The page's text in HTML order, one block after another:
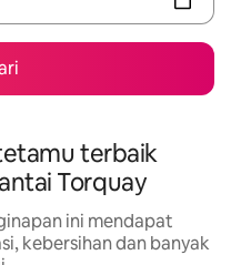
terbaik
Torquay
ini mendapat
kebersihan dan banyak